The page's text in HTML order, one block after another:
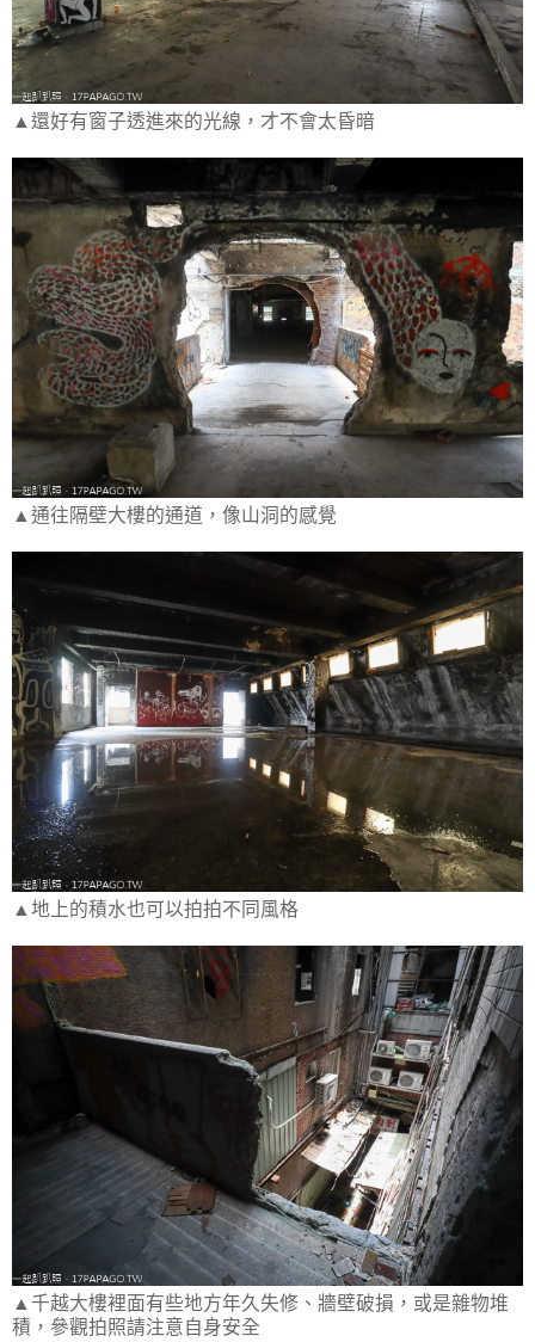
▲還好有窗子透進來的光線，才不會太昏暗
▲通往隔壁大樓的通道，像山洞的感覺
▲地上的積水也可以拍拍不同風格
▲千越大樓裡面有些地方年久失修、牆壁破損，或是雜物堆
積，參觀拍照請注意自身安全